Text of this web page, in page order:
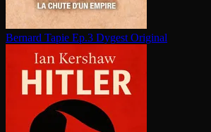
Bernard Tapie Ep.3 Dygest Original